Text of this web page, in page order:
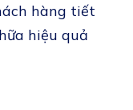
hàng tiết
hiệu quả